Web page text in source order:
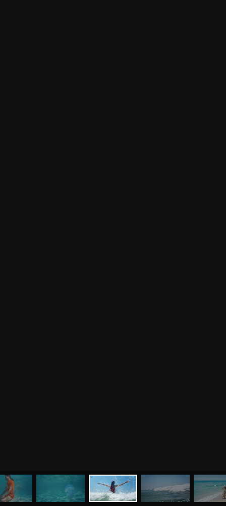
ЙОГА СЕМИНАРЫ МЕНЮ О НАС МАГАЗИН